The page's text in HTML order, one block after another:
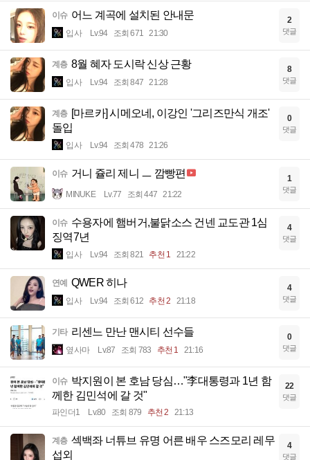
이슈 어느 계곡에 설치된 안내문
입사 Lv.94 조회 671 21:30
2
댓글
계층 8월 혜자 도시락 신상 근황
입사 Lv.94 조회 847 21:28
8
댓글
계층 [마르카] 시메오네, 이강인 '그리즈만식 개조'
돌입
입사 Lv.94 조회 478 21:26
0
댓글
이슈 거니 쥴리 제니 ㅡ 깜빵편
MINUKE Lv.77 조회 447 21:22
1
댓글
이슈 수용자에 햄버거,불닭소스 건넨 교도관 1심
징역7년
입사 Lv.94 조회 821 추천 1 21:22
4
댓글
연예 QWER 히나
입사 Lv.94 조회 612 추천 2 21:18
4
댓글
기타 리센느 만난 맨시티 선수들
옆사마 Lv.87 조회 783 추천 1 21:16
0
댓글
이슈 박지원이 본 호남 당심…"李대통령과 1년 함
께한 김민석에 갈 것"
파인더1 Lv.80 조회 879 추천 2 21:13
22
댓글
계층 섹백좌 너튜브 유명 어른 배우 스즈모리 레무
섭외
4
댓글